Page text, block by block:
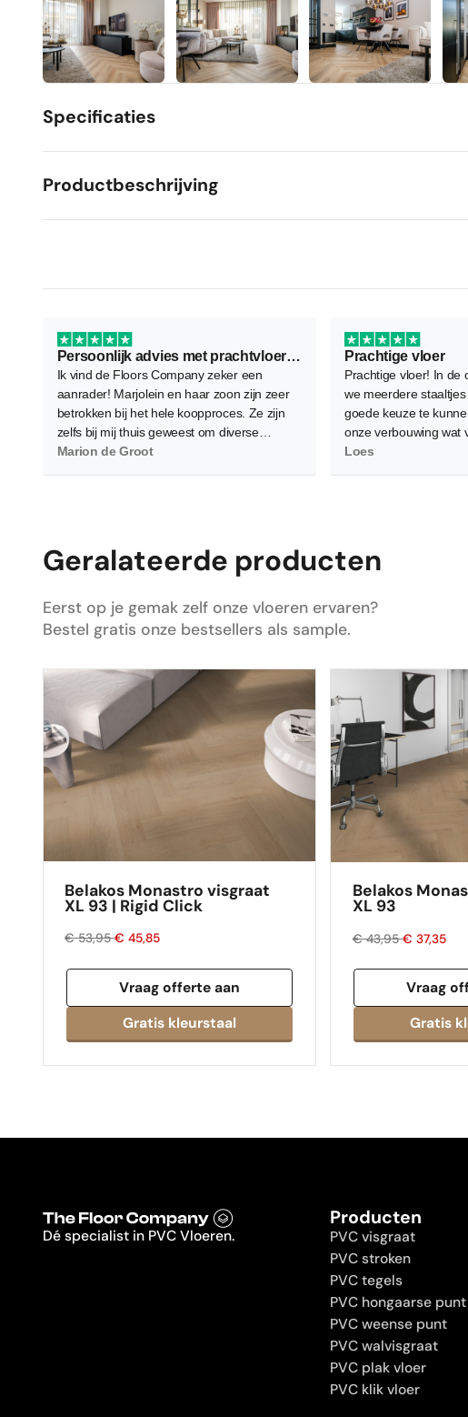
Specificaties
Productbeschrijving
Persoonlijk advies met prachtvloer als resultaat
Ik vind de Floors Company zeker een
aanrader! Marjolein en haar zoon zijn zeer
betrokken bij het hele koopproces. Ze zijn
zelfs bij mij thuis geweest om diverse
vloeren te demonstreren waarbij ze flink wat
belangrijkste, ben ik super tevreden en blij
met de nieuwe PVC vloer! Hij is heel netjes
ons huis. Dus ik zou de volgende keer zeker
weer mijn vloer bestellen via Floors
Company.
Marion de Groot
Prachtige vloer
Prachtige vloer! In de
we meerdere
goede keuze te
onze verbouwing wat
waardoor de
Loes
Geralateerde producten
Eerst op je gemak zelf onze vloeren ervaren?
Bestel gratis onze bestsellers als sample.
Belakos Monastro visgraat
XL 93 | Rigid Click
€ 53,95€ 45,85
Vraag offerte aan
Belakos
XL 93
€ 43,95€ 37,35
Vraag
Dé specialist in PVC Vloeren.
Producten
PVC visgraat
PVC stroken
PVC tegels
PVC hongaarse punt
PVC weense punt
PVC walvisgraat
PVC plak vloer
PVC klik vloer